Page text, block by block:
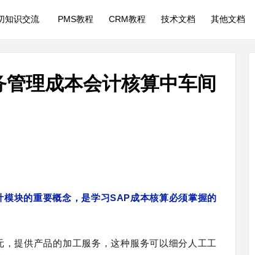
知识交流 PMS教程 CRM教程 技术文档 其他文档
理成本会计核算中车间
块的重要概念，是学习SAP成本核算必须掌握的
提供产品的加工服务，这种服务可以细分人工工